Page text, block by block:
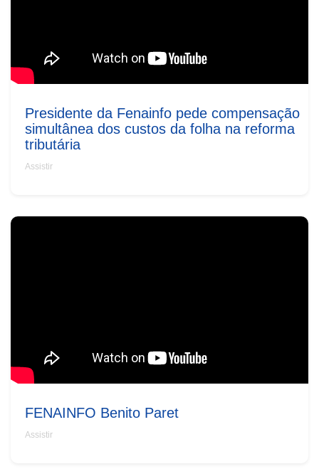
Presidente da Fenainfo pede compensação
simultânea dos custos da folha na reforma
tributária
Assistir
FENAINFO Benito Paret
Assistir